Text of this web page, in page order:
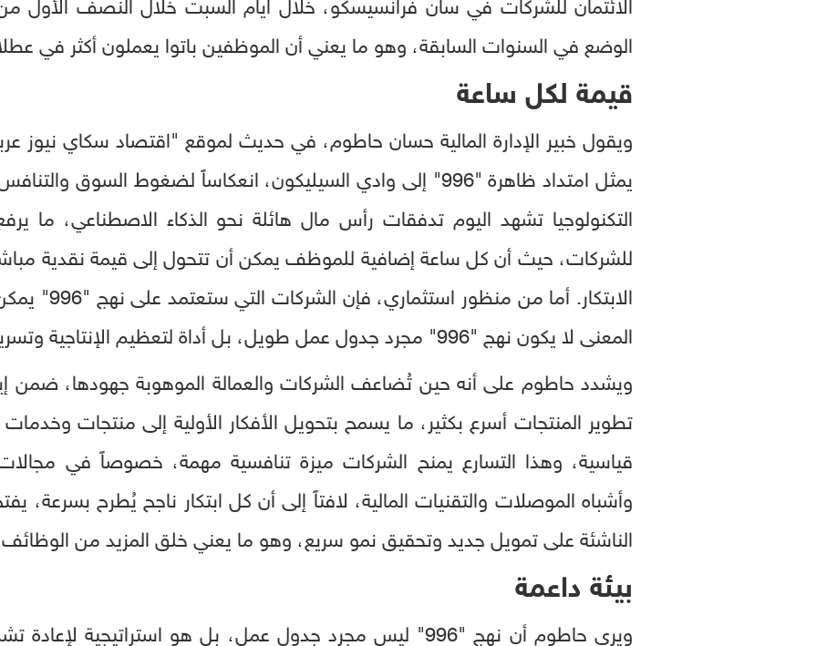
الوضع في السنوات السابقة، وهو ما يعني أن الموظفين باتوا يعملون أكثر في
قيمة لكل ساعة
ويقول خبير الإدارة المالية حسان حاطوم، في حديث لموقع "اقتصاد سكاي نيوز
يمثل امتداد ظاهرة "996" إلى وادي السيليكون، انعكاساً لضغوط السوق
التكنولوجيا تشهد اليوم تدفقات رأس مال هائلة نحو الذكاء الاصطناعي، ما
للشركات، حيث أن كل ساعة إضافية للموظف يمكن أن تتحول إلى قيمة نقدية
الابتكار. أما
المعنى لا يكون نهج "996" مجرد جدول عمل طويل، بل أداة لتعظيم الإنتاجية وتسريع العوائد.
ويشدد حاطوم على أنه حين تُضاعف الشركات والعمالة الموهوبة جهودها،
تطوير المنتجات أسرع بكثير، ما يسمح بتحويل الأفكار الأولية إلى منتجات
قياسية، وهذا التسارع يمنح الشركات ميزة تنافسية مهمة، خصوصاً في
وأشباه الموصلات والتقنيات المالية، لافتاً إلى أن كل ابتكار ناجح يُطرح بسرعة،
الناشئة على تمويل جديد وتحقيق نمو سريع، وهو ما يعني خلق المزيد من الوظائف
بيئة داعمة
ويرى حاطوم أن نهج "996" ليس مجرد جدول عمل، بل هو استراتيجية